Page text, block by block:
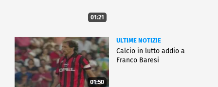
01:21
01:50
ULTIME NOTIZIE
Calcio in lutto addio a
Franco Baresi